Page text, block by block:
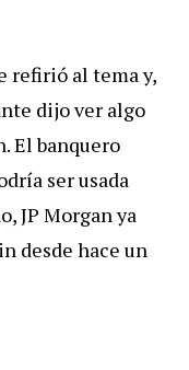
refirió al tema y,
dijo ver algo
El banquero
ser usada
JP Morgan ya
desde hace un